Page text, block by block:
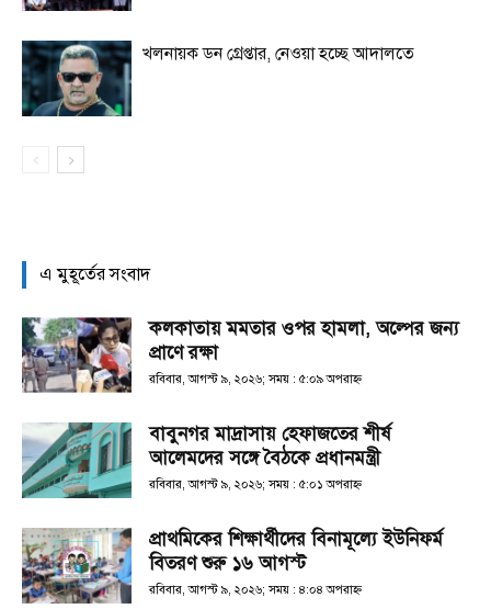
খলনায়ক ডন গ্রেপ্তার, নেওয়া হচ্ছে আদালতে
এ মুহূর্তের সংবাদ
কলকাতায় মমতার ওপর হামলা, অল্পের জন্য
প্রাণে রক্ষা
রবিবার, আগস্ট ৯, ২০২৬; সময় : ৫:০৯ অপরাহ্ণ
বাবুনগর মাদ্রাসায় হেফাজতের শীর্ষ
আলেমদের সঙ্গে বৈঠকে প্রধানমন্ত্রী
রবিবার, আগস্ট ৯, ২০২৬; সময় : ৫:০১ অপরাহ্ণ
প্রাথমিকের শিক্ষার্থীদের বিনামূল্যে ইউনিফর্ম
বিতরণ শুরু ১৬ আগস্ট
রবিবার, আগস্ট ৯, ২০২৬; সময় : ৪:০৪ অপরাহ্ণ